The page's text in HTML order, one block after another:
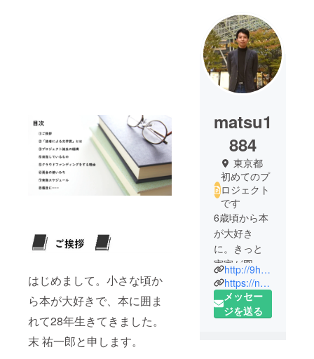
はじめまして。小さな頃か
ら本が大好きで、本に囲ま
れて28年生きてきました。
末 祐一郎と申します。
matsu1
884
東京都
初めてのプ
ロジェクト
です
6歳頃から本
が大好き
に。きっと
実家が図書
館に近かっ
たことと、
なぜか家に
http://9hon.sakura.ne.jp/dokusya/index.html
https://note.com/matsu1884
メッセー
ジを送る